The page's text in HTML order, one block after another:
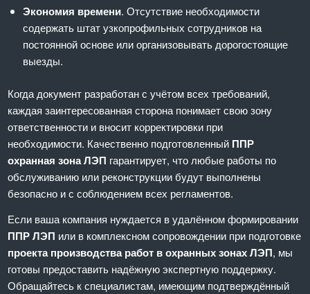
Экономия времени. Отсутствие необходимости
содержать штат узкопрофильных сотрудников на
постоянной основе или организовывать дорогостоящие
выезды.
Когда документ разработан с учётом всех требований,
каждая заинтересованная сторона понимает свою зону
ответственности и вносит корректировки при
необходимости. Качественно подготовленный ППР
охранная зона ЛЭП гарантирует, что любые работы по
обслуживанию или реконструкции будут выполнены
безопасно и с соблюдением всех регламентов.
Если ваша компания нуждается в удалённом формировании
ППР ЛЭП или в комплексном сопровождении при подготовке
проекта производства работ в охранных зонах ЛЭП, мы
готовы предоставить надёжную экспертную поддержку.
Обращайтесь к специалистам, имеющим подтверждённый